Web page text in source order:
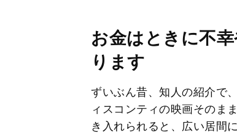
お金はときに不
ります
ずいぶん昔、知人の紹介で
ィスコンティの映画そのま
き入れられると、広い居間